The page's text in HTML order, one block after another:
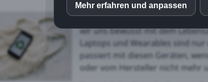
Technische Geräte spielen
Aufgaben und sorgen dafür,
wir uns bewusst mit dem
Laptops und Wearables sind
passiert mit diesen Geräten,
oder vom Hersteller nicht mehr
inCMS
Matomo (Piwik)
Mehr erfahren und anpassen